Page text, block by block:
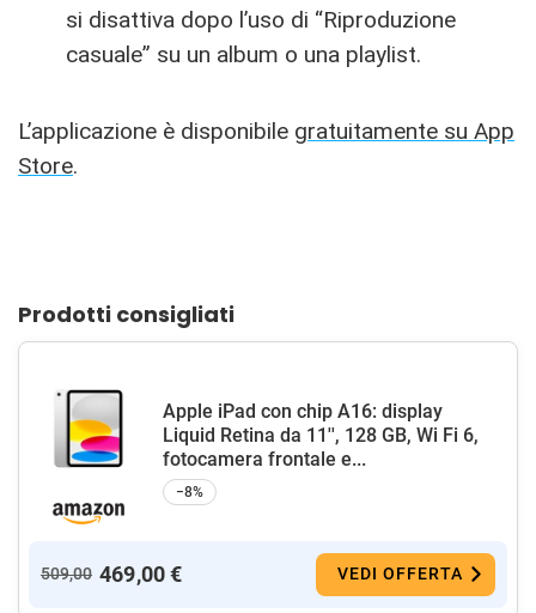
si disattiva dopo l’uso di “Riproduzione
casuale” su un album o una playlist.
L’applicazione è disponibile gratuitamente su App
Store.
Prodotti consigliati
Apple iPad con chip A16: display
Liquid Retina da 11'', 128 GB, Wi Fi 6,
fotocamera frontale e...
−8%
509,00 469,00 € VEDI OFFERTA